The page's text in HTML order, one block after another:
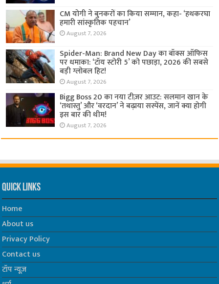
CM योगी ने बुनकरों का किया सम्मान, कहा- ‘हथकरघा
हमारी सांस्कृतिक पहचान’
August 7, 2026
Spider-Man: Brand New Day का बॉक्स ऑफिस
पर धमाका: ‘टॉय स्टोरी 5’ को पछाड़ा, 2026 की सबसे
बड़ी ग्लोबल हिट!
August 7, 2026
Bigg Boss 20 का नया टीज़र आउट: सलमान खान के
‘तथास्तु’ और ‘वरदान’ ने बढ़ाया सस्पेंस, जानें क्या होगी
इस बार की थीम!
August 7, 2026
Quick Links
Home
About us
Privacy Policy
Contact us
टॉप न्यूज़